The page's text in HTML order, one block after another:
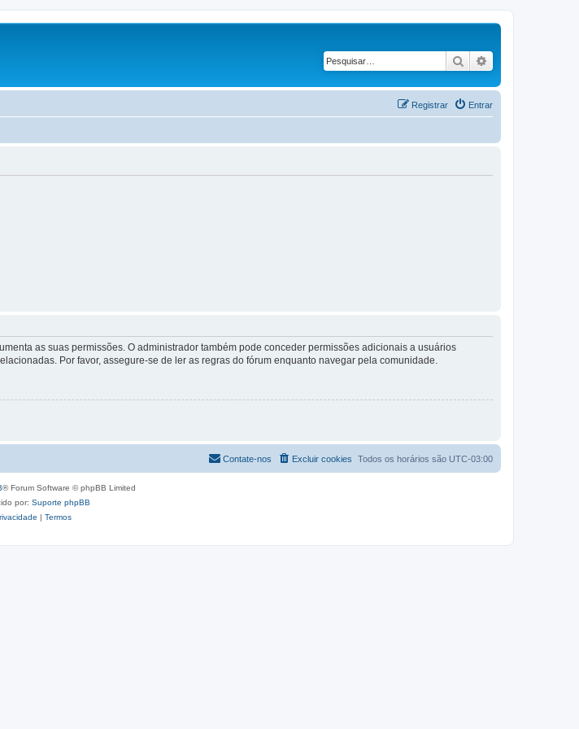
Pesquisar
Entrar
Registrar
as suas permissões. O administrador também pode conceder permissões adicionais a usuários
Por favor, assegure-se de ler as regras do fórum enquanto navegar pela comunidade.
Todos os horários são UTC-03:00
Excluir cookies
Contate-nos
® Forum Software © phpBB Limited
por: Suporte phpBB
| Termos